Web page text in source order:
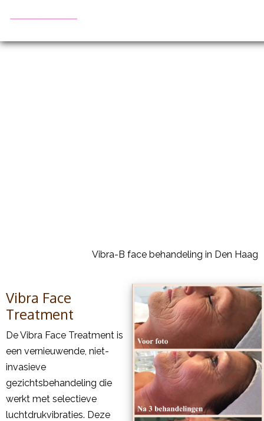
Vibra-B face behandeling in Den Haag
Vibra Face
Treatment
De Vibra Face Treatment is
een vernieuwende, niet-
invasieve
gezichtsbehandeling die
werkt met selectieve
luchtdrukvibraties. Deze